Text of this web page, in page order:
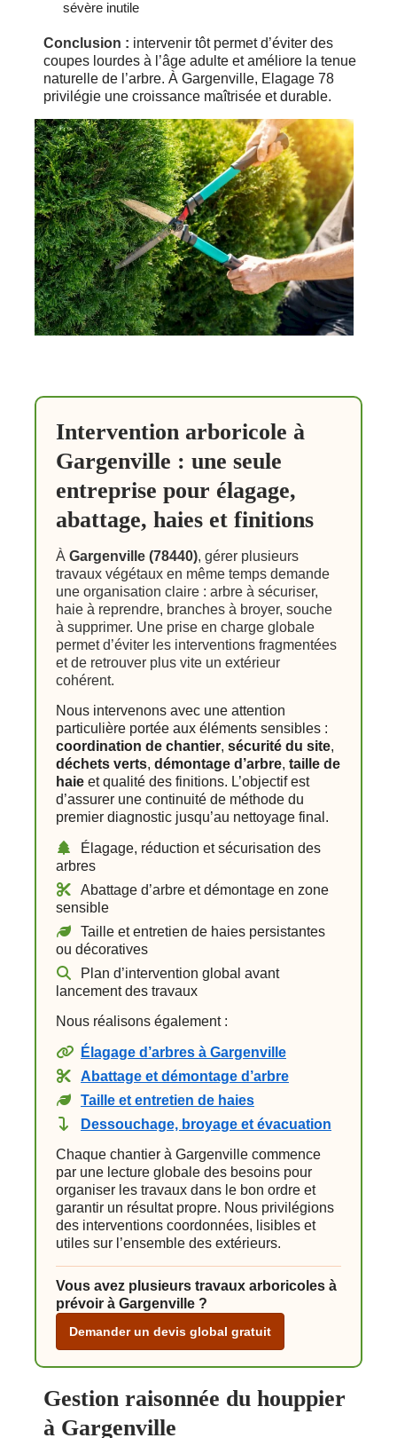
sévère inutile
Conclusion : intervenir tôt permet d’éviter des
coupes lourdes à l’âge adulte et améliore la tenue
naturelle de l’arbre. À Gargenville, Elagage 78
privilégie une croissance maîtrisée et durable.
Intervention arboricole à
Gargenville : une seule
entreprise pour élagage,
abattage, haies et finitions
À Gargenville (78440), gérer plusieurs
travaux végétaux en même temps demande
une organisation claire : arbre à sécuriser,
haie à reprendre, branches à broyer, souche
à supprimer. Une prise en charge globale
permet d’éviter les interventions fragmentées
et de retrouver plus vite un extérieur
cohérent.
Nous intervenons avec une attention
particulière portée aux éléments sensibles :
coordination de chantier, sécurité du site,
déchets verts, démontage d’arbre, taille de
haie et qualité des finitions. L’objectif est
d’assurer une continuité de méthode du
premier diagnostic jusqu’au nettoyage final.
Élagage, réduction et sécurisation des
arbres
Abattage d’arbre et démontage en zone
sensible
Taille et entretien de haies persistantes
ou décoratives
Plan d’intervention global avant
lancement des travaux
Nous réalisons également :
Élagage d’arbres à Gargenville
Abattage et démontage d’arbre
Taille et entretien de haies
Dessouchage, broyage et évacuation
Chaque chantier à Gargenville commence
par une lecture globale des besoins pour
organiser les travaux dans le bon ordre et
garantir un résultat propre. Nous privilégions
des interventions coordonnées, lisibles et
utiles sur l’ensemble des extérieurs.
Vous avez plusieurs travaux arboricoles à
prévoir à Gargenville ?
Demander un devis global gratuit
Gestion raisonnée du houppier
à Gargenville